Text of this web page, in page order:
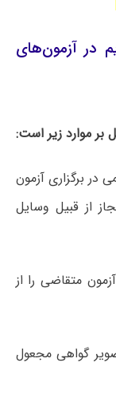
در آزمون‌های
برگزاری آزمون
از قبیل وسایل
متقاضی را از
گواهی مجعول